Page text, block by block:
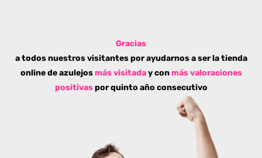
Gracias
a todos nuestros visitantes por ayudarnos a ser la tienda
online de azulejos más visitaday conmás valoraciones
positivaspor quinto año consecutivo